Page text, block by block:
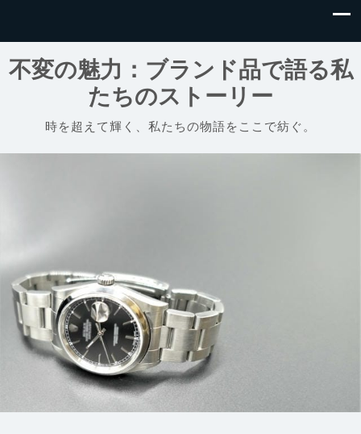
不変の魅力：ブランド品で語る私
たちのストーリー
時を超えて輝く、私たちの物語をここで紡ぐ。